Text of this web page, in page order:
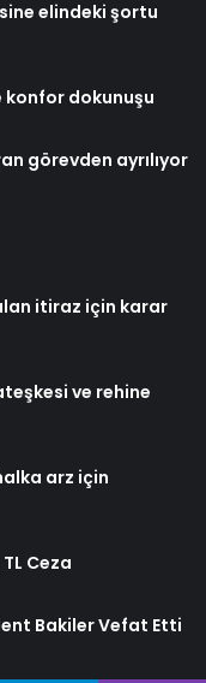
elindeki şortu
konfor dokunuşu
görevden ayrılıyor
itiraz için karar
ve rehine
arz için
Ceza
Bakiler Vefat Etti